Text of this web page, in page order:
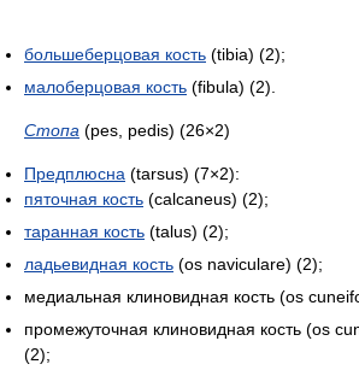
большеберцовая кость (tibia) (2);
малоберцовая кость (fibula) (2).
Стопа (pes, pedis) (26×2)
Предплюсна (tarsus) (7×2):
пяточная кость (calcaneus) (2);
таранная кость (talus) (2);
ладьевидная кость (os naviculare) (2);
медиальная клиновидная кость (os
промежуточная клиновидная кость (os
(2);